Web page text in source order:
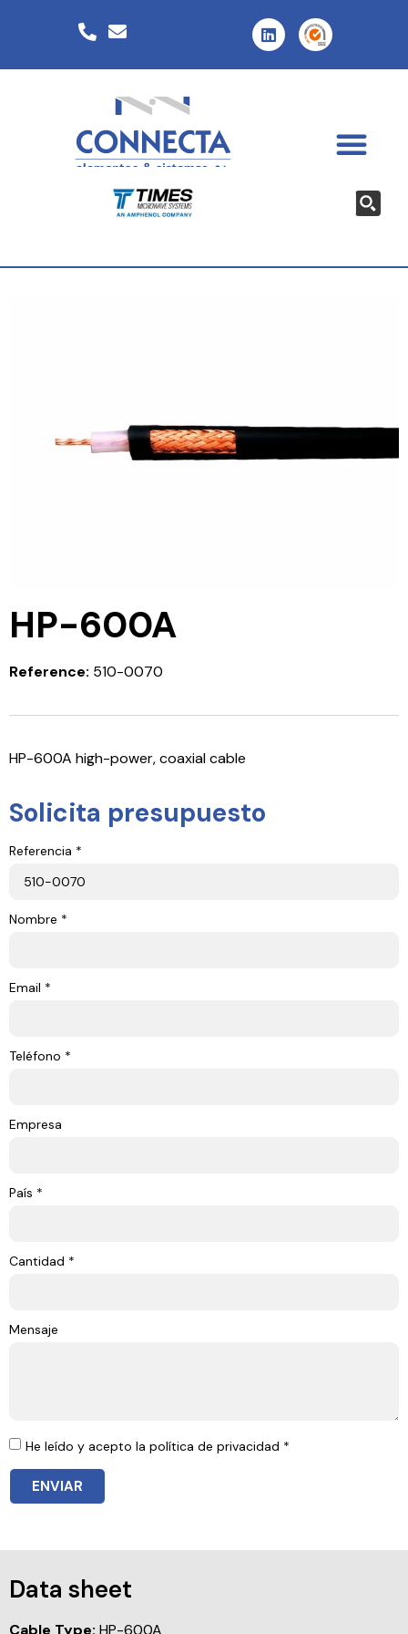
HP-600A
Reference: 510-0070
HP-600A high-power, coaxial cable
Solicita presupuesto
Referencia *
Nombre *
Email *
Teléfono *
Empresa
País *
Cantidad *
Mensaje
He leído y acepto la política de privacidad *
ENVIAR
Data sheet